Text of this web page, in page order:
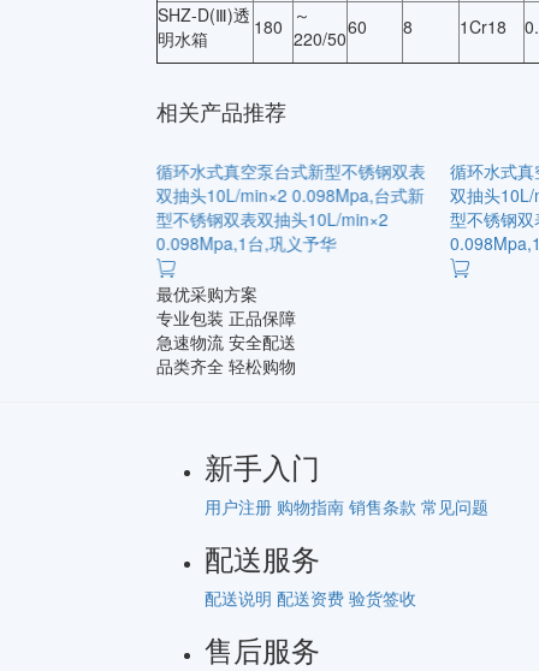
SHZ-D(Ⅲ)透
明水箱
180
～
220/5060 8 1Cr18
相关产品推荐
循环水式真空泵台式新型不锈钢双表
双抽头10L/min×2 0.098Mpa,台式新
型不锈钢双表双抽头10L/min×2
0.098Mpa,1台,巩义予华
循环水式
双抽头
型不锈钢
最优采购方案
专业包装 正品保障
急速物流 安全配送
品类齐全 轻松购物
新手入门
用户注册 购物指南 销售条款 常见问题
配送服务
配送说明 配送资费 验货签收
售后服务